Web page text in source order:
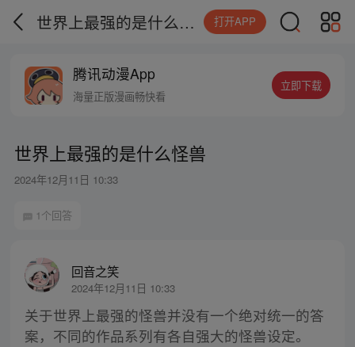
世界上最强的是什么怪兽 打开APP
腾讯动漫App
海量正版漫画畅快看
立即下载
世界上最强的是什么怪兽
2024年12月11日 10:33
1个回答
回音之笑
2024年12月11日 10:33
关于世界上最强的怪兽并没有一个绝对统一的答
案，不同的作品系列有各自强大的怪兽设定。